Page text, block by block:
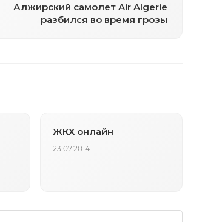
Алжирский самолет Air Algerie
разбился во время грозы
ЖКХ онлайн
23.07.2014